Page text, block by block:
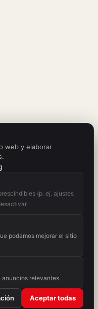
web y elaborar
(p. ej. ajustes
podamos mejorar el sitio
relevantes.
Aceptar todas